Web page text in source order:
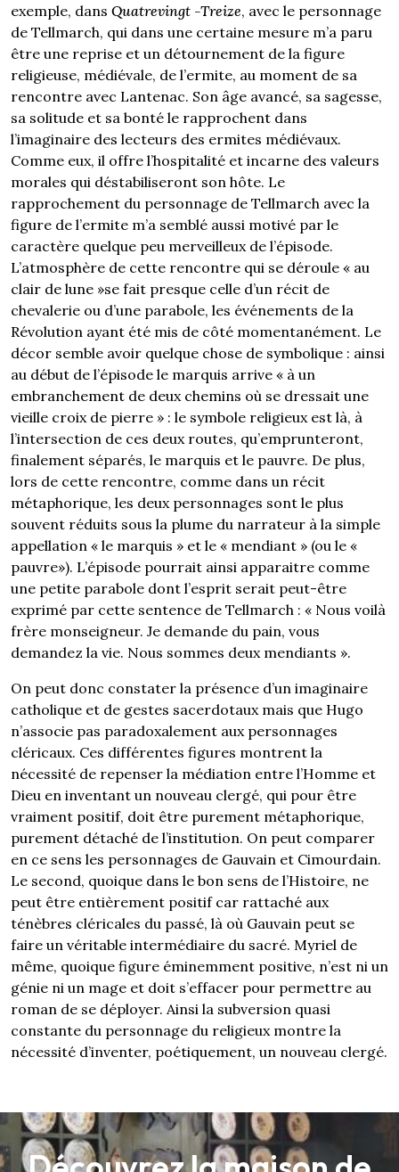
exemple, dans Quatrevingt -Treize, avec le personnage
de Tellmarch, qui dans une certaine mesure m’a paru
être une reprise et un détournement de la figure
religieuse, médiévale, de l’ermite, au moment de sa
rencontre avec Lantenac. Son âge avancé, sa sagesse,
sa solitude et sa bonté le rapprochent dans
l’imaginaire des lecteurs des ermites médiévaux.
Comme eux, il offre l’hospitalité et incarne des valeurs
morales qui déstabiliseront son hôte. Le
rapprochement du personnage de Tellmarch avec la
figure de l’ermite m’a semblé aussi motivé par le
caractère quelque peu merveilleux de l’épisode.
L’atmosphère de cette rencontre qui se déroule « au
clair de lune »se fait presque celle d’un récit de
chevalerie ou d’une parabole, les événements de la
Révolution ayant été mis de côté momentanément. Le
décor semble avoir quelque chose de symbolique : ainsi
au début de l’épisode le marquis arrive « à un
embranchement de deux chemins où se dressait une
vieille croix de pierre » : le symbole religieux est là, à
l’intersection de ces deux routes, qu’emprunteront,
finalement séparés, le marquis et le pauvre. De plus,
lors de cette rencontre, comme dans un récit
métaphorique, les deux personnages sont le plus
souvent réduits sous la plume du narrateur à la simple
appellation « le marquis » et le « mendiant » (ou le «
pauvre»). L’épisode pourrait ainsi apparaitre comme
une petite parabole dont l’esprit serait peut-être
exprimé par cette sentence de Tellmarch : « Nous voilà
frère monseigneur. Je demande du pain, vous
demandez la vie. Nous sommes deux mendiants ».
On peut donc constater la présence d’un imaginaire
catholique et de gestes sacerdotaux mais que Hugo
n’associe pas paradoxalement aux personnages
cléricaux. Ces différentes figures montrent la
nécessité de repenser la médiation entre l’Homme et
Dieu en inventant un nouveau clergé, qui pour être
vraiment positif, doit être purement métaphorique,
purement détaché de l’institution. On peut comparer
en ce sens les personnages de Gauvain et Cimourdain.
Le second, quoique dans le bon sens de l’Histoire, ne
peut être entièrement positif car rattaché aux
ténèbres cléricales du passé, là où Gauvain peut se
faire un véritable intermédiaire du sacré. Myriel de
même, quoique figure éminemment positive, n’est ni un
génie ni un mage et doit s’effacer pour permettre au
roman de se déployer. Ainsi la subversion quasi
constante du personnage du religieux montre la
nécessité d’inventer, poétiquement, un nouveau clergé.